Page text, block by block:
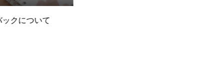
クについて